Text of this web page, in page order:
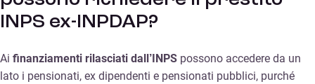
INPS ex-INPDAP?
Ai finanziamenti rilasciati dall’INPS possono accedere da un
lato i pensionati, ex dipendenti e pensionati pubblici, purché